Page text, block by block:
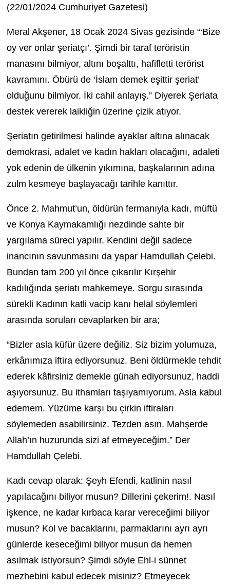
(22/01/2024 Cumhuriyet Gazetesi)
Meral Akşener, 18 Ocak 2024 Sivas gezisinde “‘Bize
oy ver onlar şeriatçı’. Şimdi bir taraf teröristin
manasını bilmiyor, altını boşalttı, hafifletti terörist
kavramını. Öbürü de ‘İslam demek eşittir şeriat’
olduğunu bilmiyor. İki cahil anlayış.” Diyerek Şeriata
destek vererek laikliğin üzerine çizik atıyor.
Şeriatın getirilmesi halinde ayaklar altına alınacak
demokrasi, adalet ve kadın hakları olacağını, adaleti
yok edenin de ülkenin yıkımına, başkalarının adına
zulm kesmeye başlayacağı tarihle kanıttır.
Önce 2. Mahmut’un, öldürün fermanıyla kadı, müftü
ve Konya Kaymakamlığı nezdinde sahte bir
yargılama süreci yapılır. Kendini değil sadece
inancının savunmasını da yapar Hamdullah Çelebi.
Bundan tam 200 yıl önce çıkarılır Kırşehir
kadılığında şeriatı mahkemeye. Sorgu sırasında
sürekli Kadının katli vacip kanı helal söylemleri
arasında soruları cevaplarken bir ara;
“Bizler asla küfür üzere değiliz. Siz bizim yolumuza,
erkânımıza iftira ediyorsunuz. Beni öldürmekle tehdit
ederek kâfirsiniz demekle günah ediyorsunuz, haddi
aşıyorsunuz. Bu ithamları taşıyamıyorum. Asla kabul
edemem. Yüzüme karşı bu çirkin iftiraları
söylemeden asabilirsiniz. Tezden asın. Mahşerde
Allah’ın huzurunda sizi af etmeyeceğim.” Der
Hamdullah Çelebi.
Kadı cevap olarak: Şeyh Efendi, katlinin nasıl
yapılacağını biliyor musun? Dillerini çekerim!. Nasıl
işkence, ne kadar kırbaca karar vereceğimi biliyor
musun? Kol ve bacaklarını, parmaklarını ayrı ayrı
günlerde keseceğimi biliyor musun da hemen
asılmak istiyorsun? Şimdi söyle Ehl-i sünnet
mezhebini kabul edecek misiniz? Etmeyecek